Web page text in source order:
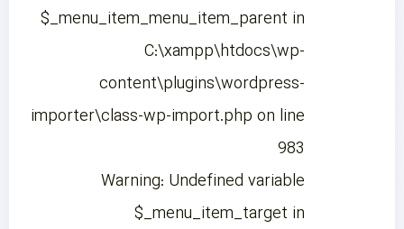
$_menu_item_menu_item_parent in
C:\xampp\htdocs\wp-
content\plugins\wordpress-
importer\class-wp-import.php on line
983
Warning: Undefined variable
$_menu_item_target in